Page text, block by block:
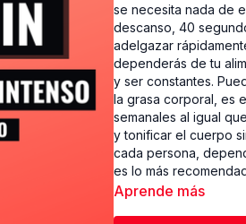
se necesita nada de
descanso, 40
adelgazar
dependerás de tu
y ser constantes.
la grasa corporal, es
semanales al igual
y tonificar el cuerpo
cada persona, dependiendo
es lo más
ayudaran a bajar la
Aprende más